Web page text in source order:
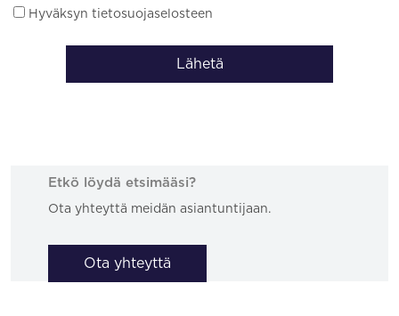
Hyväksyn tietosuojaselosteen
Lähetä
Etkö löydä etsimääsi?
Ota yhteyttä meidän asiantuntijaan.
Ota yhteyttä